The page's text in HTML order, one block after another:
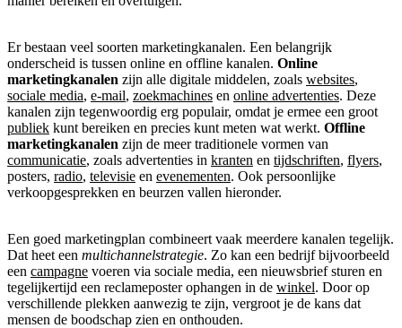
Er bestaan veel soorten marketingkanalen. Een belangrijk
onderscheid is tussen online en offline kanalen. Online
marketingkanalen zijn alle digitale middelen, zoals websites,
sociale media, e-mail, zoekmachines en online advertenties. Deze
kanalen zijn tegenwoordig erg populair, omdat je ermee een groot
publiek kunt bereiken en precies kunt meten wat werkt. Offline
marketingkanalen zijn de meer traditionele vormen van
communicatie, zoals advertenties in kranten en tijdschriften, flyers,
posters, radio, televisie en evenementen. Ook persoonlijke
verkoopgesprekken en beurzen vallen hieronder.
Een goed marketingplan combineert vaak meerdere kanalen tegelijk.
Dat heet een multichannelstrategie. Zo kan een bedrijf bijvoorbeeld
een campagne voeren via sociale media, een nieuwsbrief sturen en
tegelijkertijd een reclameposter ophangen in de winkel. Door op
verschillende plekken aanwezig te zijn, vergroot je de kans dat
mensen de boodschap zien en onthouden.